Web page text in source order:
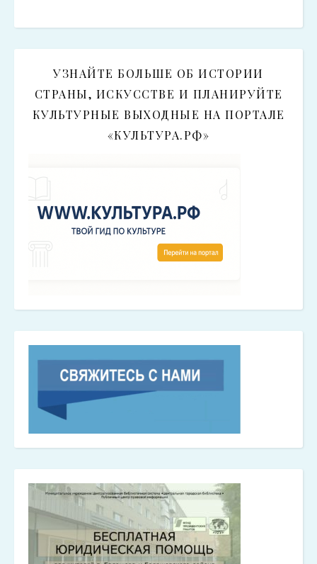
УЗНАЙТЕ БОЛЬШЕ ОБ ИСТОРИИ
СТРАНЫ, ИСКУССТВЕ И ПЛАНИРУЙТЕ
КУЛЬТУРНЫЕ ВЫХОДНЫЕ НА ПОРТАЛЕ
«КУЛЬТУРА.РФ»